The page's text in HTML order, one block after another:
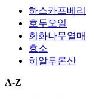
하스카프베리
호두오일
회화나무열매
효소
히알루론산
A-Z